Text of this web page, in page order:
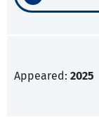
Appeared: 2025